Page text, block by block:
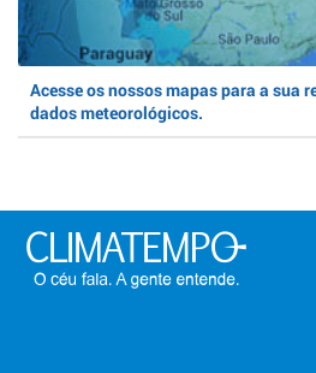
Acesse os nossos mapas para a sua
dados meteorológicos.